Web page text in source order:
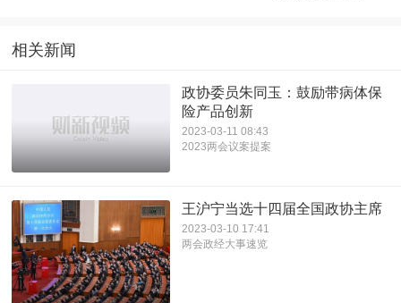
相关新闻
政协委员朱同玉：鼓励带病体保
险产品创新
2023-03-11 08:43
2023两会议案提案
王沪宁当选十四届全国政协主席
2023-03-10 17:41
两会政经大事速览